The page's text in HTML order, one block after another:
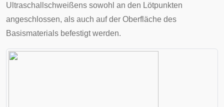
Ultraschallschweißens sowohl an den Lötpunkten
angeschlossen, als auch auf der Oberfläche des
Basismaterials befestigt werden.